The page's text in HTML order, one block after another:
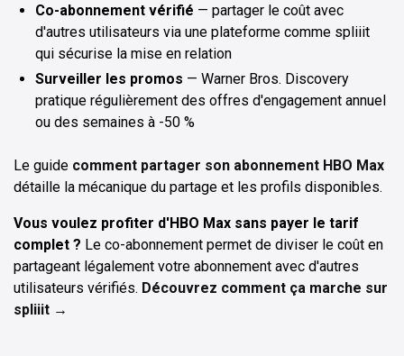
Co-abonnement vérifié — partager le coût avec
d'autres utilisateurs via une plateforme comme spliiit
qui sécurise la mise en relation
Surveiller les promos — Warner Bros. Discovery
pratique régulièrement des offres d'engagement annuel
ou des semaines à -50 %
Le guide comment partager son abonnement HBO Max
détaille la mécanique du partage et les profils disponibles.
Vous voulez profiter d'HBO Max sans payer le tarif
complet ? Le co-abonnement permet de diviser le coût en
partageant légalement votre abonnement avec d'autres
utilisateurs vérifiés. Découvrez comment ça marche sur
spliiit →